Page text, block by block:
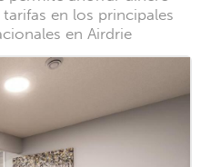
en los principales
en Airdrie